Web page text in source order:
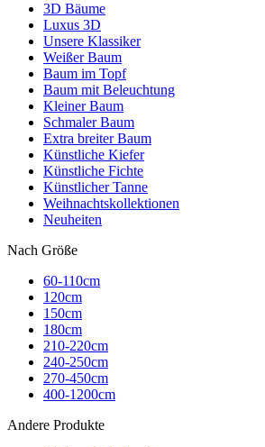
3D Bäume
Luxus 3D
Unsere Klassiker
Weißer Baum
Baum im Topf
Baum mit Beleuchtung
Kleiner Baum
Schmaler Baum
Extra breiter Baum
Künstliche Kiefer
Künstliche Fichte
Künstlicher Tanne
Weihnachtskollektionen
Neuheiten
Nach Größe
60-110cm
120cm
150cm
180cm
210-220cm
240-250cm
270-450cm
400-1200cm
Andere Produkte